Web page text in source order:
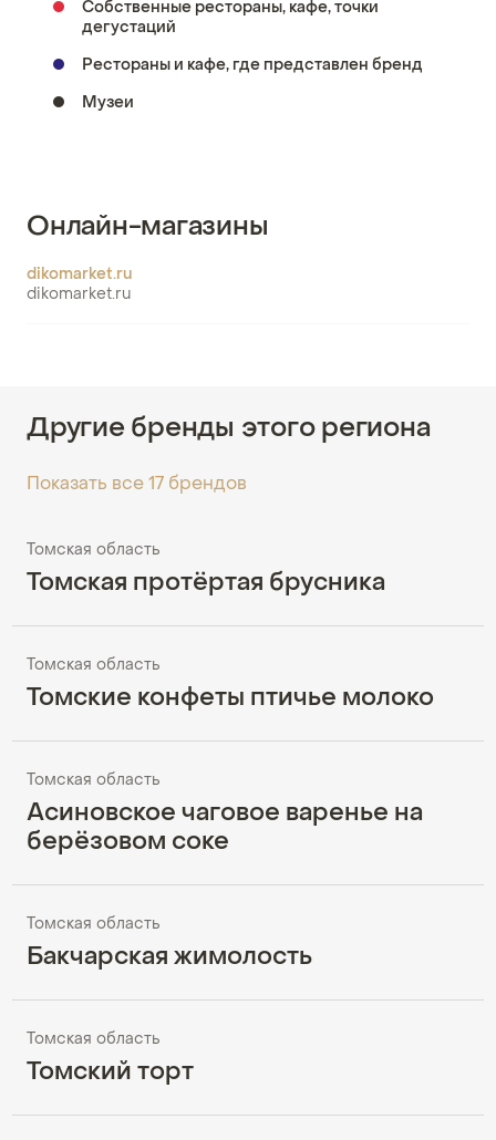
Собственные рестораны, кафе, точки
дегустаций
Рестораны и кафе, где представлен бренд
Музеи
Онлайн-магазины
dikomarket.ru
dikomarket.ru
Другие бренды этого региона
Показать все 17 брендов
Томская область
Томская протёртая брусника
Томская область
Томские конфеты птичье молоко
Томская область
Асиновское чаговое варенье на
берёзовом соке
Томская область
Бакчарская жимолость
Томская область
Томский торт